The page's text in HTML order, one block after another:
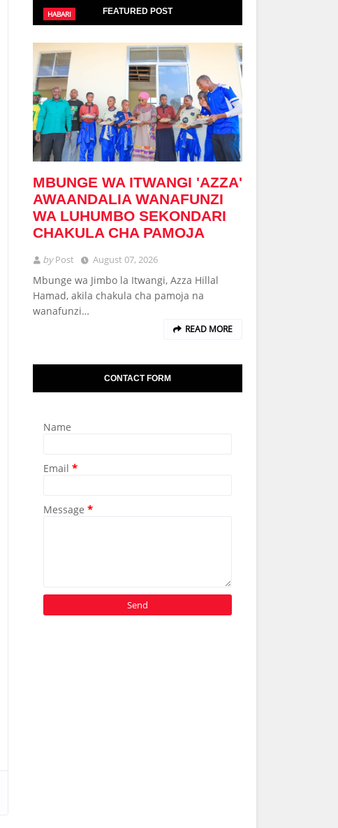
FEATURED POST
HABARI
MBUNGE WA ITWANGI 'AZZA'
AWAANDALIA WANAFUNZI
WA LUHUMBO SEKONDARI
CHAKULA CHA PAMOJA
byPost August 07, 2026
Mbunge wa Jimbo la Itwangi, Azza Hillal
Hamad, akila chakula cha pamoja na
wanafunzi…
READ MORE
CONTACT FORM
Name
Email *
Message *